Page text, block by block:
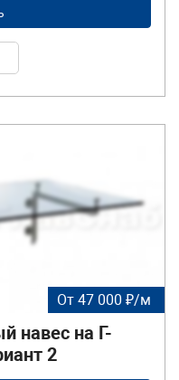
От 47 000 ₽/м
навес на Г-
2